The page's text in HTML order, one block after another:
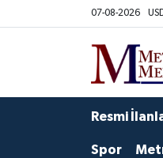
07-08-2026
Resmi
Spor
Ekonomi
Yazarlar
Foto Galeri
Seyhan Nöbetçi
Seyhan Hava